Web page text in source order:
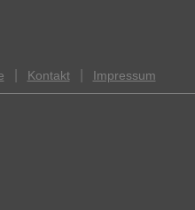
Kontakt Impressum